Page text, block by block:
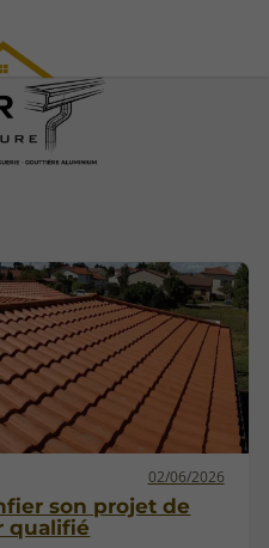
02/06/2026
son projet de
qualifié